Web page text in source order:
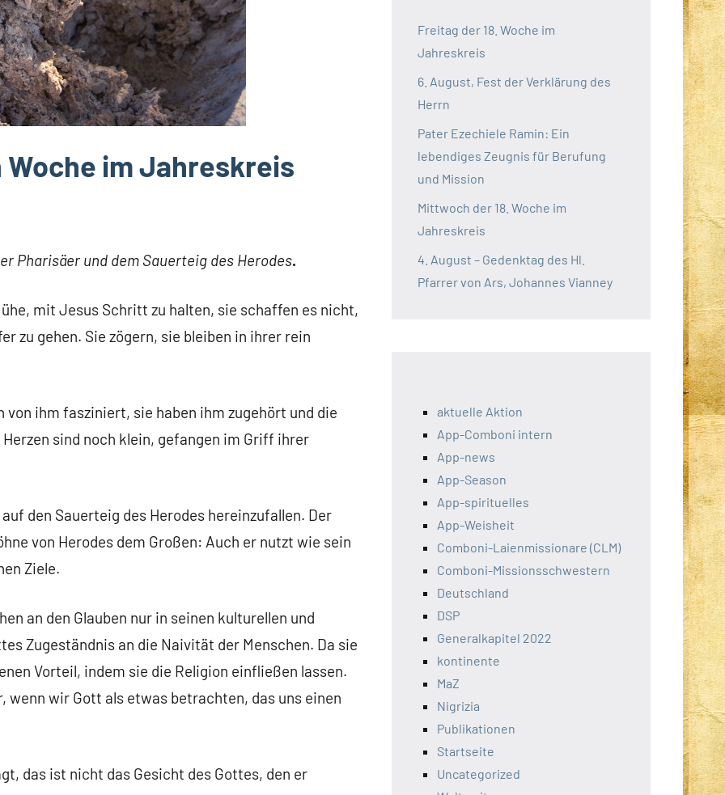
im Jahreskreis
Pharisäer und dem Sauerteig des Herodes.
mit Jesus Schritt zu halten, sie schaffen es nicht,
zu gehen. Sie zögern, sie bleiben in ihrer rein
ihm fasziniert, sie haben ihm zugehört und die
sind noch klein, gefangen im Griff ihrer
den Sauerteig des Herodes hereinzufallen. Der
von Herodes dem Großen: Auch er nutzt wie sein
Ziele.
an den Glauben nur in seinen kulturellen und
Zugeständnis an die Naivität der Menschen. Da sie
Vorteil, indem sie die Religion einfließen lassen.
wir Gott als etwas betrachten, das uns einen
das ist nicht das Gesicht des Gottes, den er
Freitag der 18. Woche im
Jahreskreis
6. August, Fest der Verklärung des
Herrn
Pater Ezechiele Ramin: Ein
lebendiges Zeugnis für Berufung
und Mission
Mittwoch der 18. Woche im
Jahreskreis
4. August – Gedenktag des Hl.
Pfarrer von Ars, Johannes Vianney
aktuelle Aktion
App-Comboni intern
App-news
App-Season
App-spirituelles
App-Weisheit
Comboni-Laienmissionare (CLM)
Comboni-Missionsschwestern
Deutschland
DSP
Generalkapitel 2022
kontinente
MaZ
Nigrizia
Publikationen
Startseite
Uncategorized